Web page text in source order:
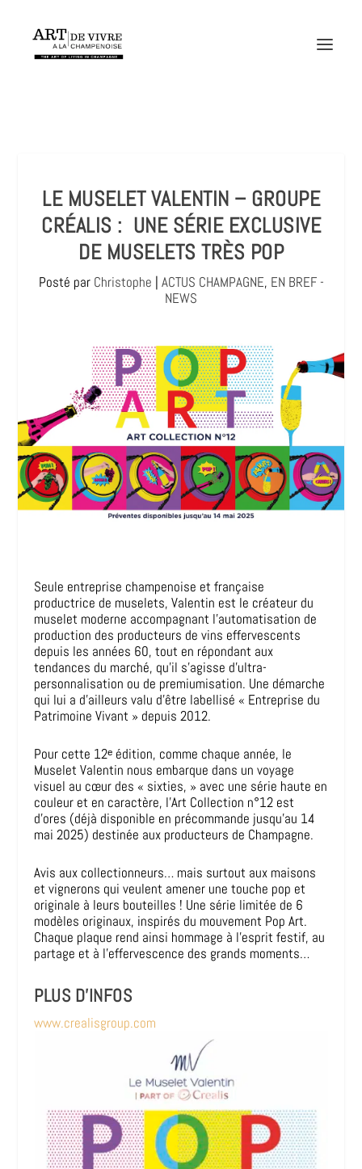
LE MUSELET VALENTIN – GROUPE
CRÉALIS : UNE SÉRIE EXCLUSIVE
DE MUSELETS TRÈS POP
Posté par Christophe | ACTUS CHAMPAGNE, EN BREF -
NEWS
Seule entreprise champenoise et française
productrice de muselets, Valentin est le créateur du
muselet moderne accompagnant l’automatisation de
production des producteurs de vins effervescents
depuis les années 60, tout en répondant aux
tendances du marché, qu’il s’agisse d’ultra-
personnalisation ou de premiumisation. Une démarche
qui lui a d’ailleurs valu d’être labellisé « Entreprise du
Patrimoine Vivant » depuis 2012.
Pour cette 12ᵉ édition, comme chaque année, le
Muselet Valentin nous embarque dans un voyage
visuel au cœur des « sixties, » avec une série haute en
couleur et en caractère, l’Art Collection n°12 est
d’ores (déjà disponible en précommande jusqu’au 14
mai 2025) destinée aux producteurs de Champagne.
Avis aux collectionneurs… mais surtout aux maisons
et vignerons qui veulent amener une touche pop et
originale à leurs bouteilles ! Une série limitée de 6
modèles originaux, inspirés du mouvement Pop Art.
Chaque plaque rend ainsi hommage à l’esprit festif, au
partage et à l’effervescence des grands moments…
PLUS D’INFOS
www.crealisgroup.com